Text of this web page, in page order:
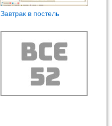
Завтрак в постель